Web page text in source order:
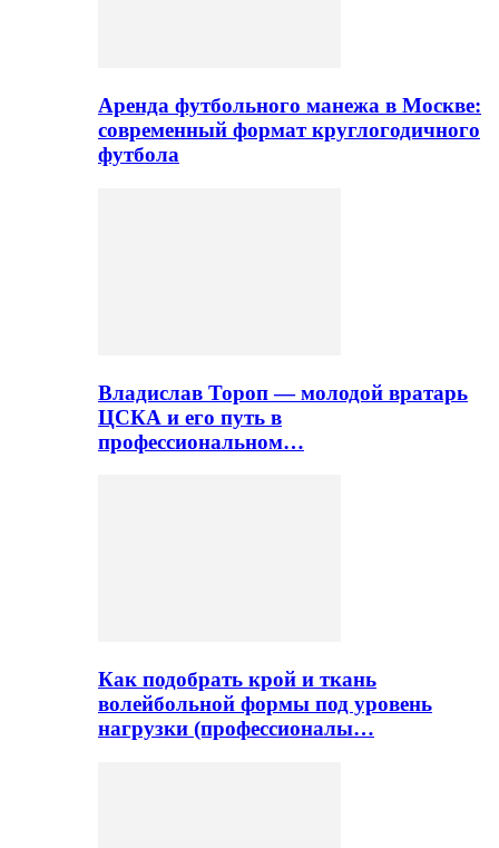
Аренда футбольного манежа в Москве:
современный формат круглогодичного
футбола
Владислав Тороп — молодой вратарь
ЦСКА и его путь в
профессиональном…
Как подобрать крой и ткань
волейбольной формы под уровень
нагрузки (профессионалы…